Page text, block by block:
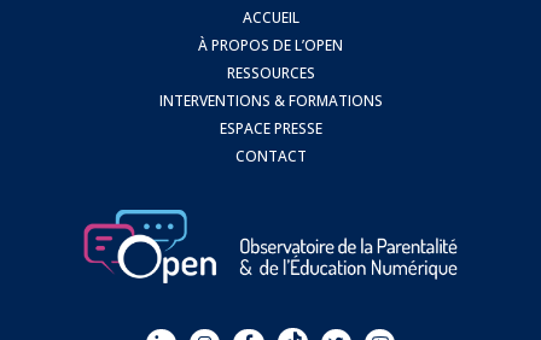
ACCUEIL
À PROPOS DE L’OPEN
RESSOURCES
INTERVENTIONS & FORMATIONS
ESPACE PRESSE
CONTACT